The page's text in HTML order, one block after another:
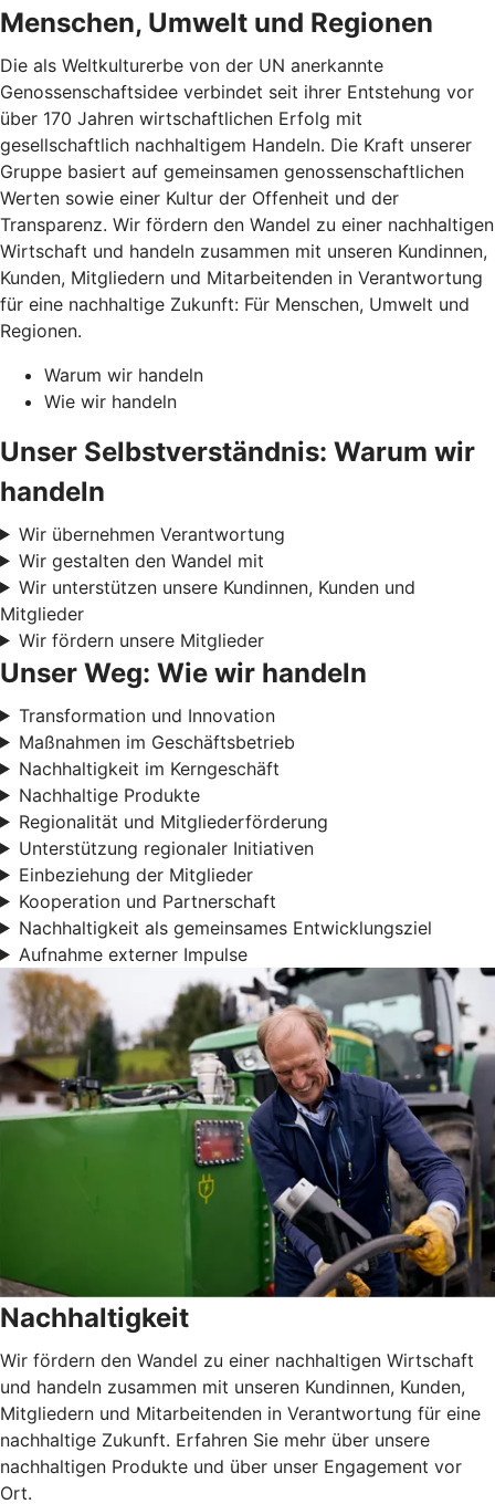
Menschen, Umwelt und Regionen
Die als Weltkulturerbe von der UN anerkannte
Genossenschaftsidee verbindet seit ihrer Entstehung vor
über 170 Jahren wirtschaftlichen Erfolg mit
gesellschaftlich nachhaltigem Handeln. Die Kraft unserer
Gruppe basiert auf gemeinsamen genossenschaftlichen
Werten sowie einer Kultur der Offenheit und der
Transparenz. Wir fördern den Wandel zu einer nachhaltigen
Wirtschaft und handeln zusammen mit unseren Kundinnen,
Kunden, Mitgliedern und Mitarbeitenden in Verantwortung
für eine nachhaltige Zukunft: Für Menschen, Umwelt und
Regionen.
Warum wir handeln
Wie wir handeln
Unser Selbstverständnis: Warum wir
handeln
Wir übernehmen Verantwortung
Wir gestalten den Wandel mit
Wir unterstützen unsere Kundinnen, Kunden und
Mitglieder
Wir fördern unsere Mitglieder
Unser Weg: Wie wir handeln
Transformation und Innovation
Maßnahmen im Geschäftsbetrieb
Nachhaltigkeit im Kerngeschäft
Nachhaltige Produkte
Regionalität und Mitgliederförderung
Unterstützung regionaler Initiativen
Einbeziehung der Mitglieder
Kooperation und Partnerschaft
Nachhaltigkeit als gemeinsames Entwicklungsziel
Aufnahme externer Impulse
Nachhaltigkeit
Wir fördern den Wandel zu einer nachhaltigen Wirtschaft
und handeln zusammen mit unseren Kundinnen, Kunden,
Mitgliedern und Mitarbeitenden in Verantwortung für eine
nachhaltige Zukunft. Erfahren Sie mehr über unsere
nachhaltigen Produkte und über unser Engagement vor
Ort.